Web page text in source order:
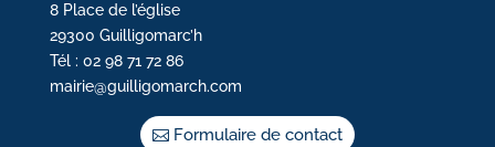
8 Place de l’église
29300 Guilligomarc’h
Tél : 02 98 71 72 86
mairie@guilligomarch.com
Formulaire de contact